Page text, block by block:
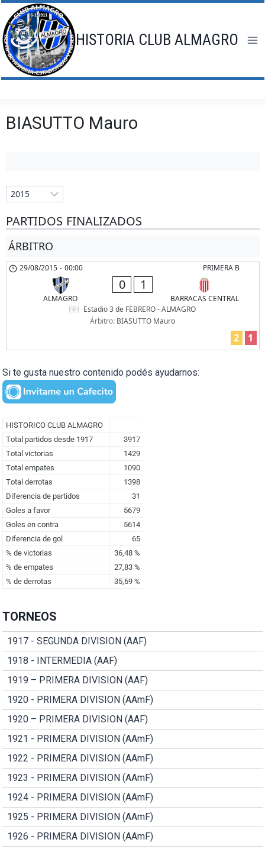
Saltar
al
contenido
HISTORIA CLUB ALMAGRO
BIASUTTO Mauro
PARTIDOS FINALIZADOS
ÁRBITRO
PRIMERA B
29/08/2015 - 00:00
ALMAGRO
0 1
BARRACAS CENTRAL
Estadio 3 de FEBRERO - ALMAGRO
Árbitro: BIASUTTO Mauro
2 1
Si te gusta nuestro contenido podés ayudarnos:
TORNEOS
1917 - SEGUNDA DIVISION (AAF)
1918 - INTERMEDIA (AAF)
1919 – PRIMERA DIVISION (AAF)
1920 - PRIMERA DIVISION (AAmF)
1920 – PRIMERA DIVISION (AAF)
1921 - PRIMERA DIVISION (AAmF)
1922 - PRIMERA DIVISION (AAmF)
1923 - PRIMERA DIVISION (AAmF)
1924 - PRIMERA DIVISION (AAmF)
1925 - PRIMERA DIVISION (AAmF)
1926 - PRIMERA DIVISION (AAmF)